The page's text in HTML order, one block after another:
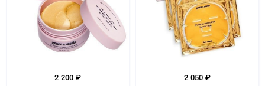
2 200 ₽ 2 050 ₽